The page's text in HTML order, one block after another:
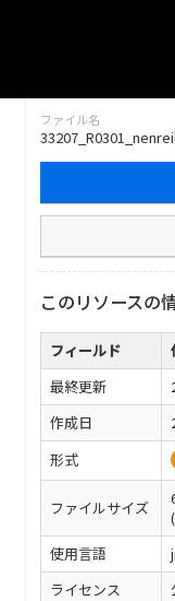
ファイル名
このリソースの
フィールド
最終更新
作成日
形式
ファイルサイズ
使用言語
ライセンス